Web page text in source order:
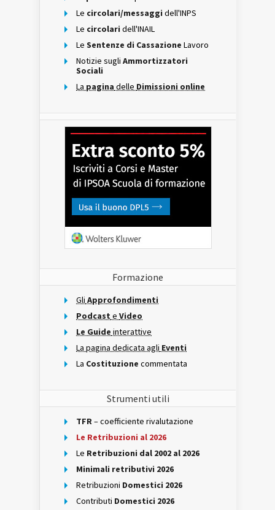
Le circolari/messaggi dell'INPS
Le circolari dell'INAIL
Le Sentenze di Cassazione Lavoro
Notizie sugli Ammortizzatori
Sociali
La pagina delle Dimissioni online
Formazione
Gli Approfondimenti
Podcast e Video
Le Guide interattive
La pagina dedicata agli Eventi
La Costituzione commentata
Strumenti utili
TFR– coefficiente rivalutazione
Le Retribuzioni al 2026
Le Retribuzioni dal 2002 al 2026
Minimali retributivi 2026
Retribuzioni Domestici 2026
Contributi Domestici 2026